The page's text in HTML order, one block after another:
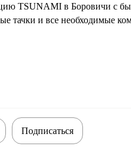
TSUNAMI в Боровичи с
тачки и все необходимые
Подписаться